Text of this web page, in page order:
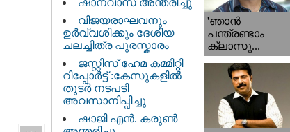
ഷാനവാസ് അന്തരിച്ചു
വിജയരാഘവനും
ഉര്‍വ്വശിക്കും ദേശീയ
ചലച്ചിത്ര പുരസ്കാരം
ജസ്റ്റിസ്‌ ഹേമ കമ്മിറ്റി
റിപ്പോർട്ട് : കേസുകളിൽ
തുടർ നടപടി
അവസാനിപ്പിച്ചു
ഷാജി എൻ. കരുൺ
'ഞാന്‍
പന്ത്രണ്ടാം
ക്ലാസു...